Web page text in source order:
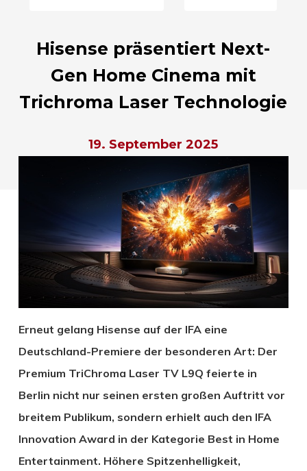
Hisense präsentiert Next-
Gen Home Cinema mit
Trichroma Laser Technologie
19. September 2025
Erneut gelang Hisense auf der IFA eine
Deutschland-Premiere der besonderen Art: Der
Premium TriChroma Laser TV L9Q feierte in
Berlin nicht nur seinen ersten großen Auftritt vor
breitem Publikum, sondern erhielt auch den IFA
Innovation Award in der Kategorie Best in Home
Entertainment. Höhere Spitzenhelligkeit,